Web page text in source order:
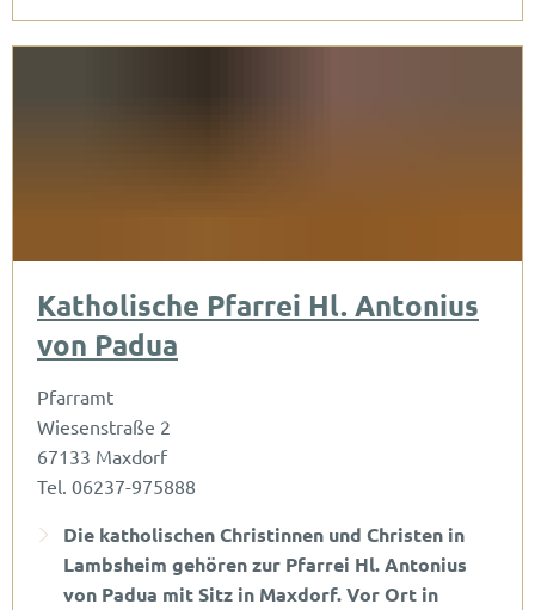
Katholische Pfarrei Hl. Antonius
von Padua
Pfarramt
Wiesenstraße 2
67133 Maxdorf
Tel. 06237-975888
Die katholischen Christinnen und Christen in
Lambsheim gehören zur Pfarrei Hl. Antonius
von Padua mit Sitz in Maxdorf. Vor Ort in